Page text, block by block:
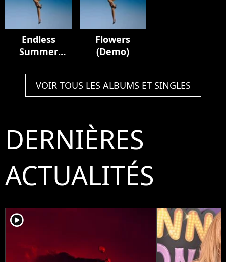
Endless
Summer
Flowers
(Demo)
VOIR TOUS LES ALBUMS ET SINGLES
DERNIÈRES
ACTUALITÉS
player2